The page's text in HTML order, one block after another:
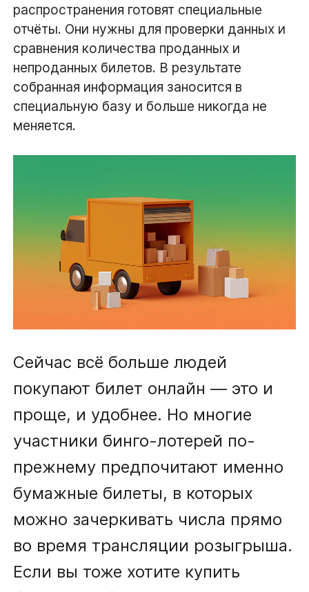
распространения готовят специальные
отчёты. Они нужны для проверки данных и
сравнения количества проданных и
непроданных билетов. В результате
собранная информация заносится в
специальную базу и больше никогда не
меняется.
Сейчас всё больше людей
покупают билет онлайн — это и
проще, и удобнее. Но многие
участники бинго-лотерей по-
прежнему предпочитают именно
бумажные билеты, в которых
можно зачеркивать числа прямо
во время трансляции розыгрыша.
Если вы тоже хотите купить